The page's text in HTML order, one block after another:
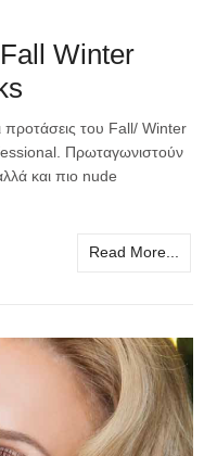
Winter
προτάσεις του Fall/ Winter
Πρωταγωνιστούν
και πιο nude
Read More...